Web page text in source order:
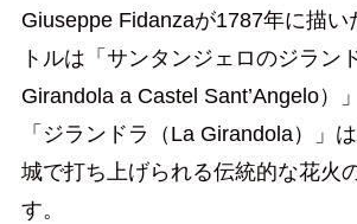
Giuseppe Fidanzaが1787年に描い
トルは「サンタンジェロのジラン
Girandola a Castel Sant’Angelo）
「ジランドラ（La Girandola）」
城で打ち上げられる伝統的な花火
す。